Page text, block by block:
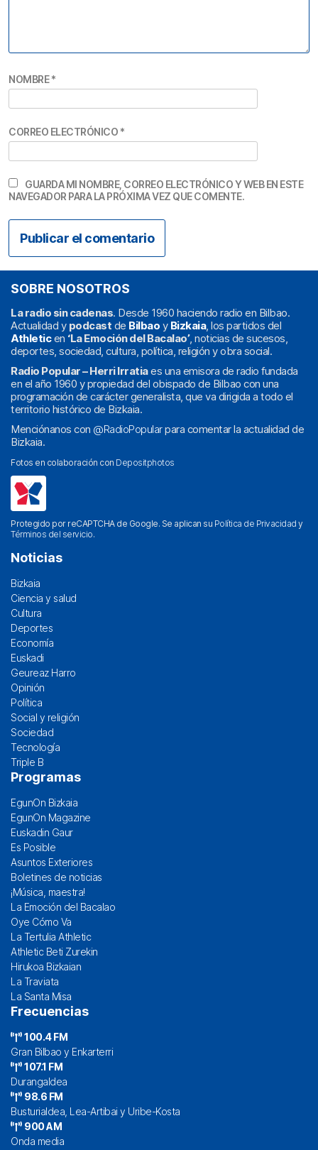
NOMBRE*
CORREO ELECTRÓNICO *
GUARDA MI NOMBRE, CORREO ELECTRÓNICO Y WEB EN ESTE
NAVEGADOR PARA LA PRÓXIMA VEZ QUE COMENTE.
SOBRE NOSOTROS
La radio sin cadenas. Desde 1960 haciendo radio en Bilbao.
Actualidad y podcast de Bilbao y Bizkaia, los partidos del
Athleticen ‘La Emoción del Bacalao’, noticias de sucesos,
deportes, sociedad, cultura, política, religión y obra social.
Radio Popular – Herri Irratiaes una emisora de radio fundada
en el año 1960 y propiedad del obispado de Bilbao con una
programación de carácter generalista, que va dirigida a todo el
territorio histórico de Bizkaia.
Menciónanos con @RadioPopularpara comentar la actualidad de
Bizkaia.
Fotos en colaboración con Depositphotos
Protegido por reCAPTCHA de Google. Se aplican su Política de Privacidad y
Términos del servicio.
Noticias
Bizkaia
Ciencia y salud
Cultura
Deportes
Economía
Euskadi
Geureaz Harro
Opinión
Política
Social y religión
Sociedad
Tecnología
Triple B
Programas
EgunOn Bizkaia
EgunOn Magazine
Euskadin Gaur
Es Posible
Asuntos Exteriores
Boletines de noticias
¡Música, maestra!
La Emoción del Bacalao
Oye Cómo Va
La Tertulia Athletic
Athletic Beti Zurekin
Hirukoa Bizkaian
La Traviata
La Santa Misa
Frecuencias
100.4 FM
Gran Bilbao y Enkarterri
107.1 FM
Durangaldea
98.6 FM
Busturialdea, Lea-Artibai y Uribe-Kosta
900 AM
Onda media